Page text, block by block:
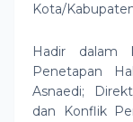
Kota/
Hadir dalam
Penetapan
Asnaedi;
dan Konflik